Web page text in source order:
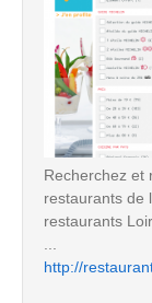
Recherchez et
restaurants de
restaurants
http://